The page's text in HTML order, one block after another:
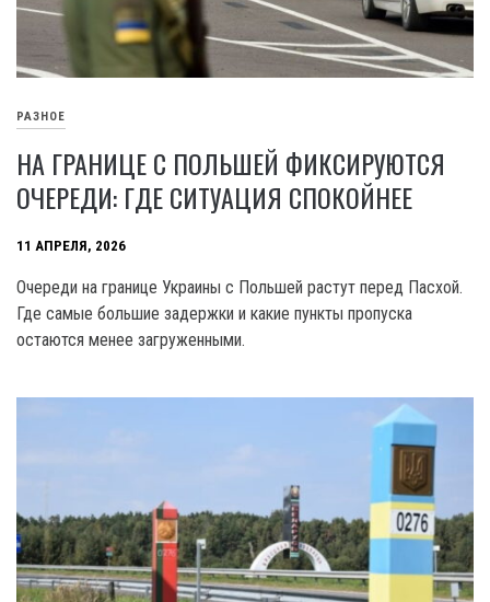
РАЗНОЕ
НА ГРАНИЦЕ С ПОЛЬШЕЙ ФИКСИРУЮТСЯ
ОЧЕРЕДИ: ГДЕ СИТУАЦИЯ СПОКОЙНЕЕ
11 АПРЕЛЯ, 2026
Очереди на границе Украины с Польшей растут перед Пасхой.
Где самые большие задержки и какие пункты пропуска
остаются менее загруженными.